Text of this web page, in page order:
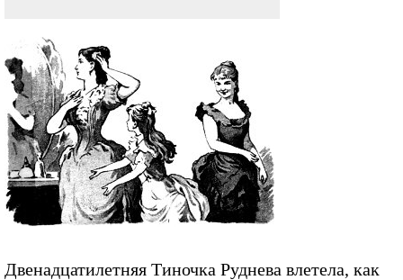
Двенадцатилетняя Тиночка Руднева влетела, как